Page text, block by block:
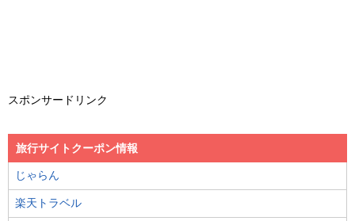
スポンサードリンク
旅行サイトクーポン情報
じゃらん
楽天トラベル